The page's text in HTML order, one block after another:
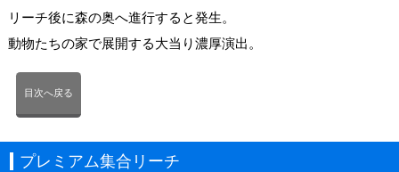
リーチ後に森の奥へ進行すると発生。
動物たちの家で展開する大当り濃厚演出。
目次へ戻る
プレミアム集合リーチ